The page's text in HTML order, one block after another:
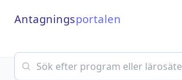
Antagningsportalen
Search